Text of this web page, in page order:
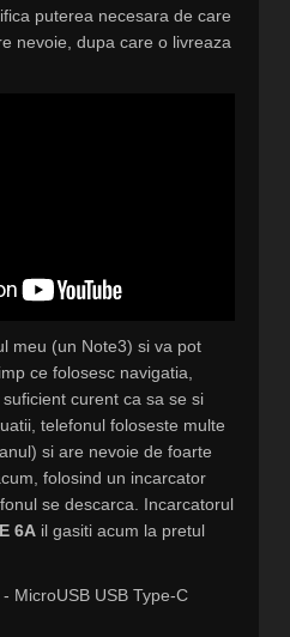
puterea necesara de care
nevoie, dupa care o livreaza
meu (un Note3) si va pot
ce folosesc navigatia,
curent ca sa se si
telefonul foloseste multe
si are nevoie de foarte
folosind un incarcator
se descarca. Incarcatorul
6A il gasiti acum la pretul